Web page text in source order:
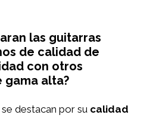
las guitarras
de calidad de
con otros
gama alta?
se destacan por su calidad